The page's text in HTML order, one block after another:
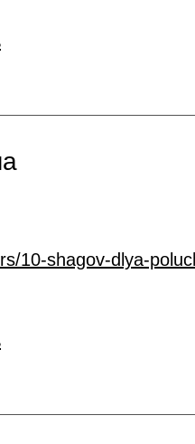
10-shagov-dlya-